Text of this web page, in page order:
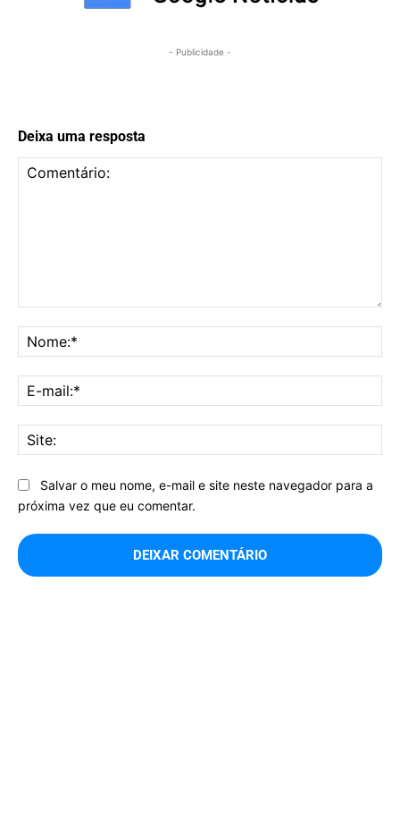
- Publicidade -
Deixa uma resposta
Salvar o meu nome, e-mail e site neste navegador para a
próxima vez que eu comentar.